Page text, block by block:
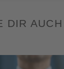
DIR AUCH